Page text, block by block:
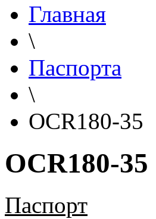
Главная
\
Паспорта
\
OCR180-35
OCR180-35
Паспорт